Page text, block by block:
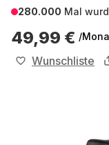
280.000 Mal
49,99 € /
Wunschliste